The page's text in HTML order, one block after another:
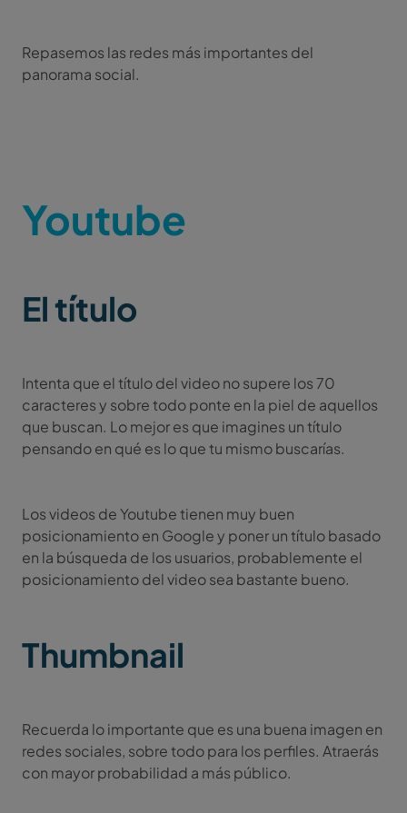
Repasemos las redes más importantes del
panorama social.
Youtube
El título
Intenta que el título del video no supere los 70
caracteres y sobre todo ponte en la piel de aquellos
que buscan. Lo mejor es que imagines un título
pensando en qué es lo que tu mismo buscarías.
Los videos de Youtube tienen muy buen
posicionamiento en Google y poner un título basado
en la búsqueda de los usuarios, probablemente el
posicionamiento del video sea bastante bueno.
Thumbnail
Recuerda lo importante que es una buena imagen en
redes sociales, sobre todo para los perfiles. Atraerás
con mayor probabilidad a más público.